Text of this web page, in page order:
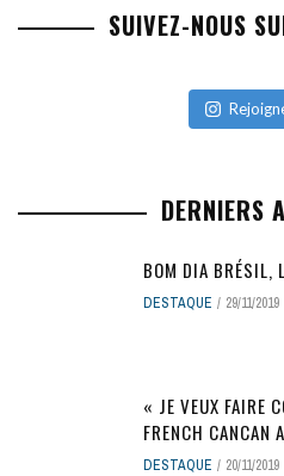
SUIVEZ-NOUS
DERNIERS
BOM DIA BRÉSIL,
DESTAQUE 29/11/2019
« JE VEUX FAIRE
FRENCH CANCAN
DESTAQUE 20/11/2019